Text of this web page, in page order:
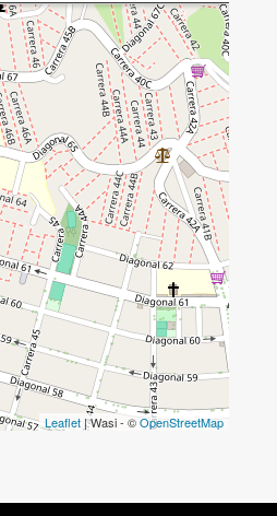
Leaflet| Wasi - ©OpenStreetMap